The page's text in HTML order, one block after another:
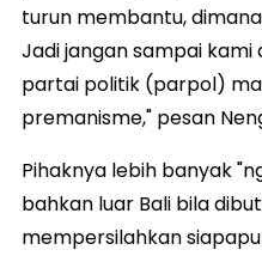
turun membantu,
Jadi jangan sampai
partai politik (parpol)
premanisme," pesan
Pihaknya lebih banyak
bahkan luar Bali bila
mempersilahkan